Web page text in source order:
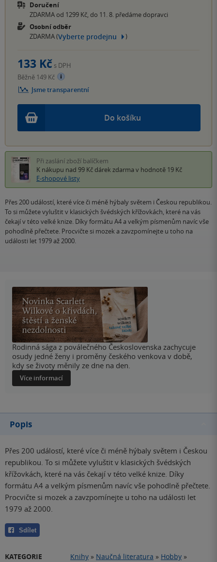
Doručení
ZDARMA od 1299 Kč, do 11. 8. předáme dopravci
Osobní odběr
ZDARMA (Vyberte prodejnu )
Do košíku
133 Kč s DPH
Běžně 149 Kč
Jsme transparentní
Při zaslání zboží balíčkem
K nákupu nad 99 Kč dárek zdarma v hodnotě 19 Kč
E-shopové listy
Přes 200 událostí, které více či méně hýbaly světem i Českou republikou.
To si můžete vyluštit v klasických švédských křížovkách, které na vás
čekají v této velké knize. Díky formátu A4 a velkým písmenům navíc vše
pohodlně přečtete. Procvičte si mozek a zavzpomínejte u toho na
události let 1979 až 2000.
Rodinná sága z poválečného Československa zachycuje
osudy jedné ženy i proměny českého venkova v době,
kdy se životy měnily ze dne na den.
Více informací
Popis
Přes 200 událostí, které více či méně hýbaly světem i Českou
republikou. To si můžete vyluštit v klasických švédských
křížovkách, které na vás čekají v této velké knize. Díky
formátu A4 a velkým písmenům navíc vše pohodlně přečtete.
Procvičte si mozek a zavzpomínejte u toho na události let
1979 až 2000.
Sdílet
KATEGORIE Knihy » Naučná literatura » Hobby »